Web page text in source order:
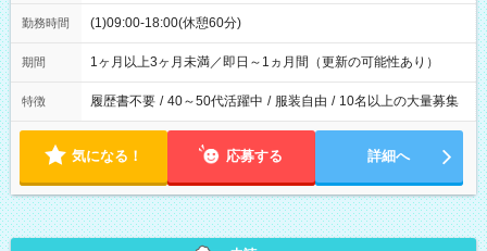
勤務時間 (1)09:00-18:00(休憩60分)
期間 1ヶ月以上3ヶ月未満／即日～1ヵ月間（更新の可能性あり）
特徴 履歴書不要 / 40～50代活躍中 / 服装自由 / 10名以上の大量募集
気になる！ 応募する 詳細へ